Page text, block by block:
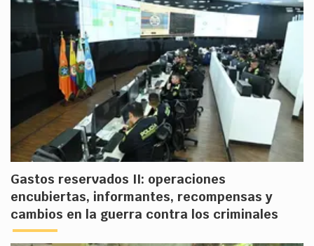
Gastos reservados II: operaciones
encubiertas, informantes, recompensas y
cambios en la guerra contra los criminales